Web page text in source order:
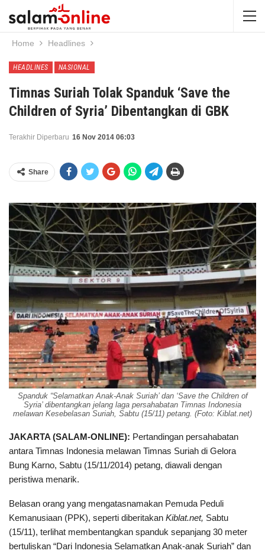
Home Headlines
HEADLINES NASIONAL
Timnas Suriah Tolak Spanduk ‘Save the
Children of Syria’ Dibentangkan di GBK
Terakhir Diperbaru 16 Nov 2014 06:03
Share
Spanduk “Selamatkan Anak-Anak Suriah’ dan ‘Save the Children of
Syria’ dibentangkan jelang laga persahabatan Timnas Indonesia
melawan Kesebelasan Suriah, Sabtu (15/11) petang. (Foto: Kiblat.net)
JAKARTA (SALAM-ONLINE): Pertandingan persahabatan
antara Timnas Indonesia melawan Timnas Suriah di Gelora
Bung Karno, Sabtu (15/11/2014) petang, diawali dengan
peristiwa menarik.
Belasan orang yang mengatasnamakan Pemuda Peduli
Kemanusiaan (PPK), seperti diberitakan Kiblat.net, Sabtu
(15/11), terlihat membentangkan spanduk sepanjang 30 meter
bertuliskan “Dari Indonesia Selamatkan Anak-anak Suriah” dan